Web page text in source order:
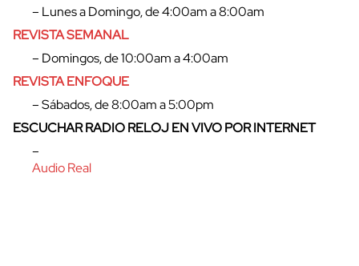
– Lunes a Domingo, de 4:00am a 8:00am
REVISTA SEMANAL
– Domingos, de 10:00am a 4:00am
REVISTA ENFOQUE
– Sábados, de 8:00am a 5:00pm
ESCUCHAR RADIO RELOJ EN VIVO POR INTERNET
–
Audio Real